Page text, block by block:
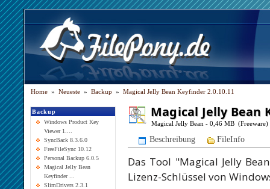
Home » Neueste » Backup » Magical Jelly Bean Keyfinder 2.0.10.11
Backup
Windows Product Key
Viewer 1....
SyncBack 8.3.6.0
FreeFileSync 10.12
Personal Backup 6.0.5
Magical Jelly Bean
Keyfinder ...
SlimDrivers 2.3.1
Magical Jelly Bean
Magical Jelly Bean - 0,46 MB (Freeware)
Beschreibung FileInfo
Das Tool "Magical Jelly
Lizenz-Schlüssel von